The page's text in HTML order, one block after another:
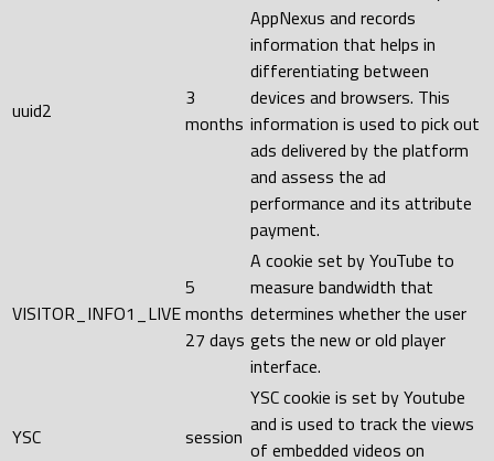
uuid2
3
months
AppNexus and records
information that helps in
differentiating between
devices and browsers. This
information is used to pick out
ads delivered by the platform
and assess the ad
performance and its attribute
payment.
VISITOR_INFO1_LIVE
5
months
27 days
A cookie set by YouTube to
measure bandwidth that
determines whether the user
gets the new or old player
interface.
YSC session
YSC cookie is set by Youtube
and is used to track the views
of embedded videos on